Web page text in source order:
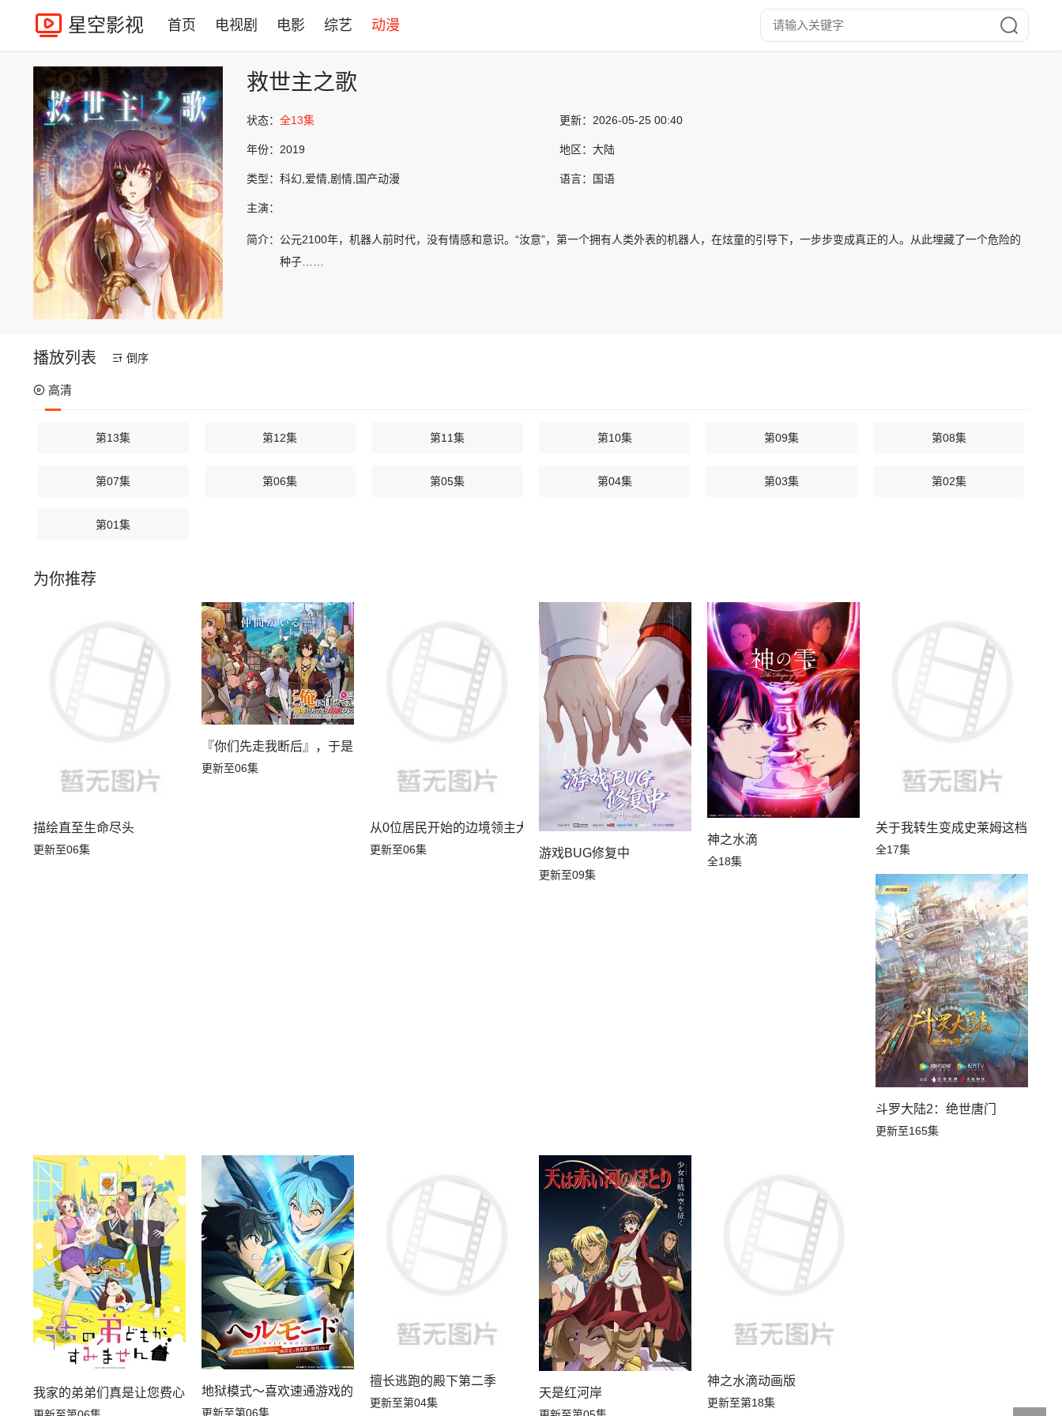
星空影视 首页 电视剧 电影 综艺 动漫
救世主之歌
状态： 全13集 更新： 2026-05-25 00:40
年份： 2019 地区： 大陆
类型： 科幻,爱情,剧情,国产动漫 语言： 国语
主演：
简介： 公元2100年，机器人前时代，没有情感和意识。“汝意”，第一个拥有人类外表的机器人，在炫童的引导下，一步步变成真正的人。从此埋藏了一个危险的
种子……
播放列表 倒序
高清
第13集 第12集 第11集 第10集 第09集 第08集
第07集 第06集 第05集 第04集 第03集 第02集
第01集
为你推荐
描绘直至生命尽头
更新至06集
『你们先走我断后』，于是10年后我成为了传说
更新至06集
从0位居民开始的边境领主大人
更新至06集 游戏BUG修复中
更新至09集
神之水滴
全18集
关于我转生变成史莱姆这档事第
全17集
斗罗大陆2：绝世唐门
更新至165集
我家的弟弟们真是让您费心了 地狱模式～喜欢速通游戏的玩家在废设定异世界无双～第2季
更新至第06集
擅长逃跑的殿下第二季
更新至第04集
天是红河岸
神之水滴动画版
更新至第18集